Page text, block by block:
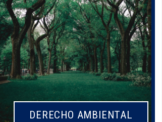
DERECHO AMBIENTAL